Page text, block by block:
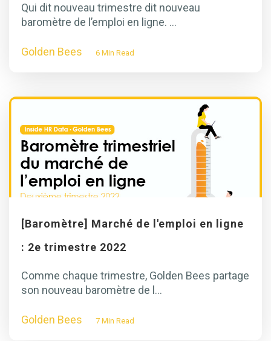
Qui dit nouveau trimestre dit nouveau
baromètre de l’emploi en ligne. ...
Golden Bees 6 Min Read
[Baromètre] Marché de l'emploi en ligne
: 2e trimestre 2022
Comme chaque trimestre, Golden Bees partage
son nouveau baromètre de l...
Golden Bees 7 Min Read